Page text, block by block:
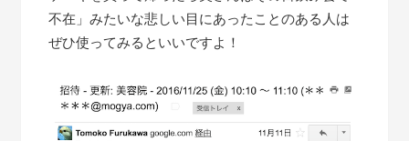
不在」みたいな悲しい目にあったことのある人は
ぜひ使ってみるといいですよ！